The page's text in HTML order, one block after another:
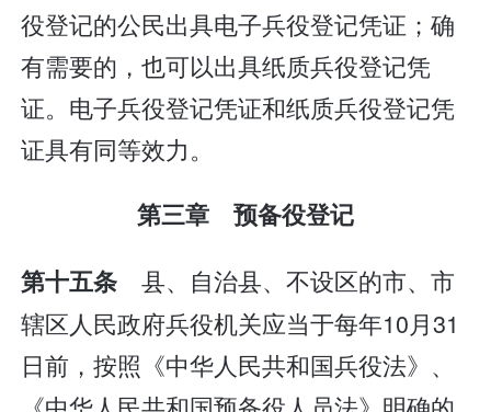
役登记的公民出具电子兵役登记凭证；确
有需要的，也可以出具纸质兵役登记凭
证。电子兵役登记凭证和纸质兵役登记凭
证具有同等效力。
第三章 预备役登记
第十五条县、自治县、不设区的市、市
辖区人民政府兵役机关应当于每年10月31
日前，按照《中华人民共和国兵役法》、